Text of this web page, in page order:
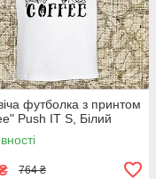
футболка з принтом
Push IT S, Білий
764 ₴